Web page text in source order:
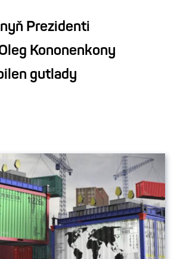
Prezidenti
Kononenkony
gutlady